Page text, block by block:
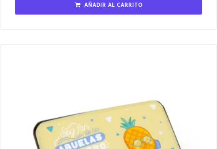
AÑADIR AL CARRITO